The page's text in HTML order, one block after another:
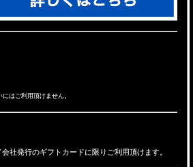
はご利用頂けません。
社発行のギフトカードに限りご利用頂けます。